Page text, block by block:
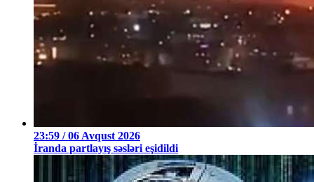
23:59 / 06 Avqust 2026
İranda partlayış səsləri eşidildi